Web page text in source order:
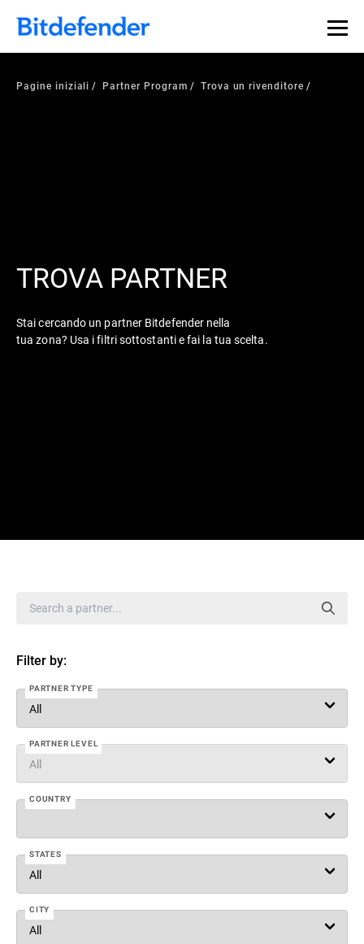
Pagine iniziali Partner Program Trova un rivenditore
TROVA PARTNER
Stai cercando un partner Bitdefender nella
tua zona? Usa i filtri sottostanti e fai la tua scelta.
Filter by:
PARTNER TYPE
PARTNER LEVEL
COUNTRY
STATES
CITY